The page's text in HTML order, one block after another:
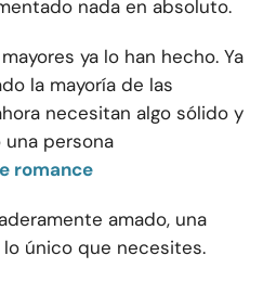
nada en absoluto.
ya lo han hecho. Ya
la mayoría de las
necesitan algo sólido y
una persona
romance
amado, una
único que necesites.